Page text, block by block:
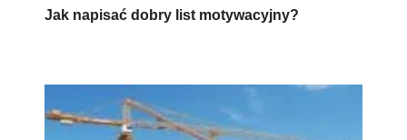
Jak napisać dobry list motywacyjny?